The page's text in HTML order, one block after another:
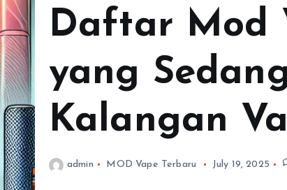
Daftar Mod
yang
Kalangan
admin MOD Vape Terbaru July 19, 2025